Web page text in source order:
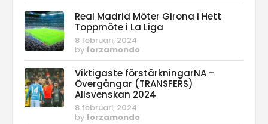
Real Madrid Möter Girona i Hett
Toppmöte i La Liga
8 februari, 2024
by forzamondo
Viktigaste förstärkningarNA –
Övergångar (TRANSFERS)
Allsvenskan 2024
8 februari, 2024
by forzamondo